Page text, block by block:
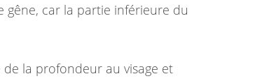
car la partie inférieure du
la profondeur au visage et